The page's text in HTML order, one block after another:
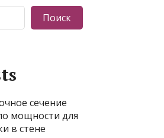
Поиск
сечение
мощности для
в стене